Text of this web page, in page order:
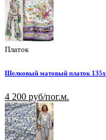
Платок
Шелковый матовый платок
4 200 руб/пог.м.